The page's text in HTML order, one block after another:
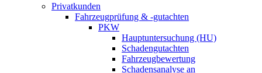
Privatkunden
Fahrzeugprüfung & -gutachten
PKW
Hauptuntersuchung (HU)
Schadengutachten
Fahrzeugbewertung
Schadensanalyse an